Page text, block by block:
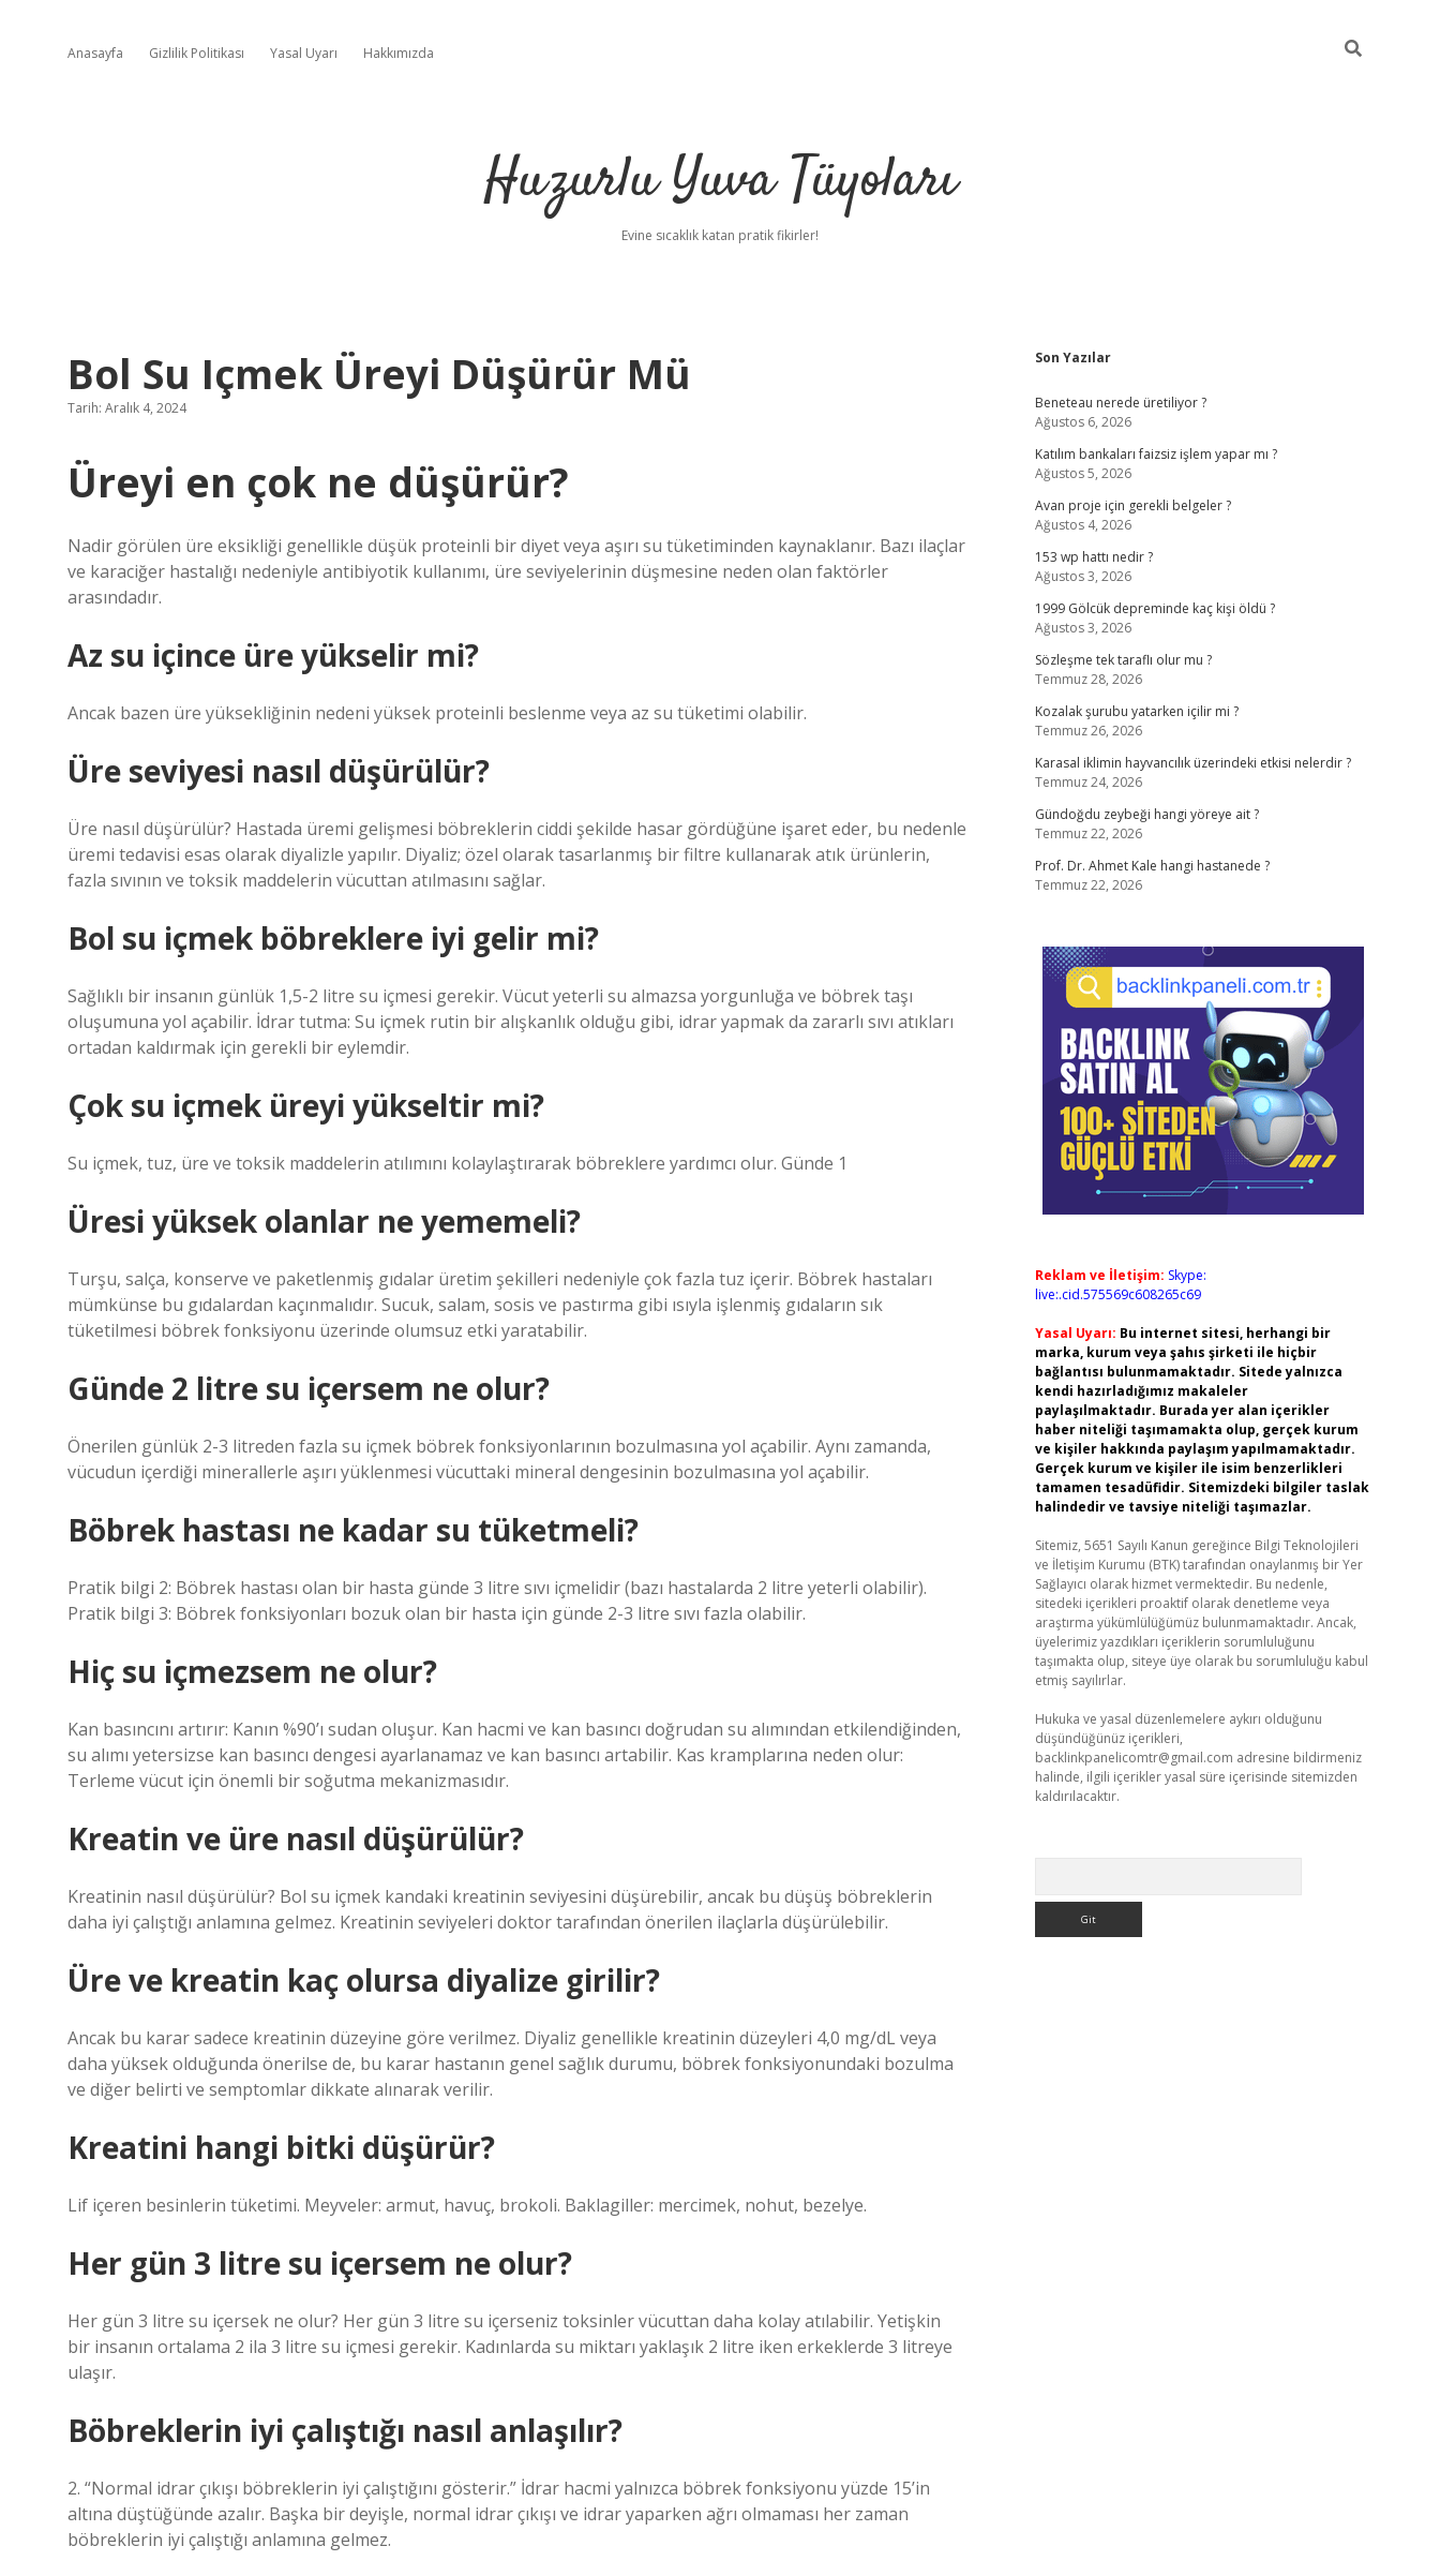
Anasayfa Gizlilik Politikası Yasal Uyarı Hakkımızda
Huzurlu Yuva Tüyoları
Evine sıcaklık katan pratik fikirler!
Bol Su Içmek Üreyi Düşürür Mü
Tarih: Aralık 4, 2024
Üreyi en çok ne düşürür?
Nadir görülen üre eksikliği genellikle düşük proteinli bir diyet veya aşırı su tüketiminden kaynaklanır. Bazı ilaçlar
ve karaciğer hastalığı nedeniyle antibiyotik kullanımı, üre seviyelerinin düşmesine neden olan faktörler
arasındadır.
Az su içince üre yükselir mi?
Ancak bazen üre yüksekliğinin nedeni yüksek proteinli beslenme veya az su tüketimi olabilir.
Üre seviyesi nasıl düşürülür?
Üre nasıl düşürülür? Hastada üremi gelişmesi böbreklerin ciddi şekilde hasar gördüğüne işaret eder, bu nedenle
üremi tedavisi esas olarak diyalizle yapılır. Diyaliz; özel olarak tasarlanmış bir filtre kullanarak atık ürünlerin,
fazla sıvının ve toksik maddelerin vücuttan atılmasını sağlar.
Bol su içmek böbreklere iyi gelir mi?
Sağlıklı bir insanın günlük 1,5-2 litre su içmesi gerekir. Vücut yeterli su almazsa yorgunluğa ve böbrek taşı
oluşumuna yol açabilir. İdrar tutma: Su içmek rutin bir alışkanlık olduğu gibi, idrar yapmak da zararlı sıvı atıkları
ortadan kaldırmak için gerekli bir eylemdir.
Çok su içmek üreyi yükseltir mi?
Su içmek, tuz, üre ve toksik maddelerin atılımını kolaylaştırarak böbreklere yardımcı olur. Günde 1
Üresi yüksek olanlar ne yememeli?
Turşu, salça, konserve ve paketlenmiş gıdalar üretim şekilleri nedeniyle çok fazla tuz içerir. Böbrek hastaları
mümkünse bu gıdalardan kaçınmalıdır. Sucuk, salam, sosis ve pastırma gibi ısıyla işlenmiş gıdaların sık
tüketilmesi böbrek fonksiyonu üzerinde olumsuz etki yaratabilir.
Günde 2 litre su içersem ne olur?
Önerilen günlük 2-3 litreden fazla su içmek böbrek fonksiyonlarının bozulmasına yol açabilir. Aynı zamanda,
vücudun içerdiği minerallerle aşırı yüklenmesi vücuttaki mineral dengesinin bozulmasına yol açabilir.
Böbrek hastası ne kadar su tüketmeli?
Pratik bilgi 2: Böbrek hastası olan bir hasta günde 3 litre sıvı içmelidir (bazı hastalarda 2 litre yeterli olabilir).
Pratik bilgi 3: Böbrek fonksiyonları bozuk olan bir hasta için günde 2-3 litre sıvı fazla olabilir.
Hiç su içmezsem ne olur?
Kan basıncını artırır: Kanın %90’ı sudan oluşur. Kan hacmi ve kan basıncı doğrudan su alımından etkilendiğinden,
su alımı yetersizse kan basıncı dengesi ayarlanamaz ve kan basıncı artabilir. Kas kramplarına neden olur:
Terleme vücut için önemli bir soğutma mekanizmasıdır.
Kreatin ve üre nasıl düşürülür?
Kreatinin nasıl düşürülür? Bol su içmek kandaki kreatinin seviyesini düşürebilir, ancak bu düşüş böbreklerin
daha iyi çalıştığı anlamına gelmez. Kreatinin seviyeleri doktor tarafından önerilen ilaçlarla düşürülebilir.
Üre ve kreatin kaç olursa diyalize girilir?
Ancak bu karar sadece kreatinin düzeyine göre verilmez. Diyaliz genellikle kreatinin düzeyleri 4,0 mg/dL veya
daha yüksek olduğunda önerilse de, bu karar hastanın genel sağlık durumu, böbrek fonksiyonundaki bozulma
ve diğer belirti ve semptomlar dikkate alınarak verilir.
Kreatini hangi bitki düşürür?
Lif içeren besinlerin tüketimi. Meyveler: armut, havuç, brokoli. Baklagiller: mercimek, nohut, bezelye.
Her gün 3 litre su içersem ne olur?
Her gün 3 litre su içersek ne olur? Her gün 3 litre su içerseniz toksinler vücuttan daha kolay atılabilir. Yetişkin
bir insanın ortalama 2 ila 3 litre su içmesi gerekir. Kadınlarda su miktarı yaklaşık 2 litre iken erkeklerde 3 litreye
ulaşır.
Böbreklerin iyi çalıştığı nasıl anlaşılır?
2. “Normal idrar çıkışı böbreklerin iyi çalıştığını gösterir.” İdrar hacmi yalnızca böbrek fonksiyonu yüzde 15’in
altına düştüğünde azalır. Başka bir deyişle, normal idrar çıkışı ve idrar yaparken ağrı olmaması her zaman
böbreklerin iyi çalıştığı anlamına gelmez.
Sidebar
Son Yazılar
Beneteau nerede üretiliyor ?
Ağustos 6, 2026
Katılım bankaları faizsiz işlem yapar mı ?
Ağustos 5, 2026
Avan proje için gerekli belgeler ?
Ağustos 4, 2026
153 wp hattı nedir ?
Ağustos 3, 2026
1999 Gölcük depreminde kaç kişi öldü ?
Ağustos 3, 2026
Sözleşme tek taraflı olur mu ?
Temmuz 28, 2026
Kozalak şurubu yatarken içilir mi ?
Temmuz 26, 2026
Karasal iklimin hayvancılık üzerindeki etkisi nelerdir ?
Temmuz 24, 2026
Gündoğdu zeybeği hangi yöreye ait ?
Temmuz 22, 2026
Prof. Dr. Ahmet Kale hangi hastanede ?
Temmuz 22, 2026
Reklam ve İletişim: Skype:
live:.cid.575569c608265c69
Yasal Uyarı: Bu internet sitesi, herhangi bir
marka, kurum veya şahıs şirketi ile hiçbir
bağlantısı bulunmamaktadır. Sitede yalnızca
kendi hazırladığımız makaleler
paylaşılmaktadır. Burada yer alan içerikler
haber niteliği taşımamakta olup, gerçek kurum
ve kişiler hakkında paylaşım yapılmamaktadır.
Gerçek kurum ve kişiler ile isim benzerlikleri
tamamen tesadüfidir. Sitemizdeki bilgiler taslak
halindedir ve tavsiye niteliği taşımazlar.
Sitemiz, 5651 Sayılı Kanun gereğince Bilgi Teknolojileri
ve İletişim Kurumu (BTK) tarafından onaylanmış bir Yer
Sağlayıcı olarak hizmet vermektedir. Bu nedenle,
sitedeki içerikleri proaktif olarak denetleme veya
araştırma yükümlülüğümüz bulunmamaktadır. Ancak,
üyelerimiz yazdıkları içeriklerin sorumluluğunu
taşımakta olup, siteye üye olarak bu sorumluluğu kabul
etmiş sayılırlar.
Hukuka ve yasal düzenlemelere aykırı olduğunu
düşündüğünüz içerikleri,
backlinkpanelicomtr@gmail.com adresine bildirmeniz
halinde, ilgili içerikler yasal süre içerisinde sitemizden
kaldırılacaktır.
https://hiltonbet-giris.com/